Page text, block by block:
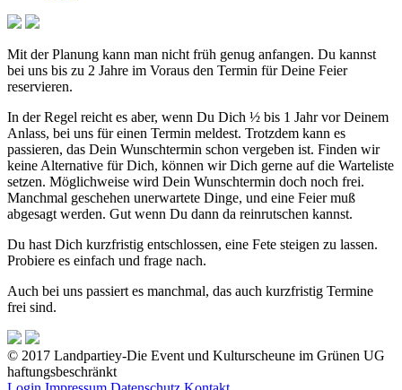
Mit der Planung kann man nicht früh genug anfangen. Du kannst
bei uns bis zu 2 Jahre im Voraus den Termin für Deine Feier
reservieren.
In der Regel reicht es aber, wenn Du Dich ½ bis 1 Jahr vor Deinem
Anlass, bei uns für einen Termin meldest. Trotzdem kann es
passieren, das Dein Wunschtermin schon vergeben ist. Finden wir
keine Alternative für Dich, können wir Dich gerne auf die Warteliste
setzen. Möglichweise wird Dein Wunschtermin doch noch frei.
Manchmal geschehen unerwartete Dinge, und eine Feier muß
abgesagt werden. Gut wenn Du dann da reinrutschen kannst.
Du hast Dich kurzfristig entschlossen, eine Fete steigen zu lassen.
Probiere es einfach und frage nach.
Auch bei uns passiert es manchmal, das auch kurzfristig Termine
frei sind.
© 2017 Landpartiey-Die Event und Kulturscheune im Grünen UG
haftungsbeschränkt